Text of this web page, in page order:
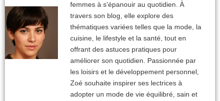
femmes à s'épanouir au quotidien. À
travers son blog, elle explore des
thématiques variées telles que la mode, la
cuisine, le lifestyle et la santé, tout en
offrant des astuces pratiques pour
améliorer son quotidien. Passionnée par
les loisirs et le développement personnel,
Zoé souhaite inspirer ses lectrices à
adopter un mode de vie équilibré, sain et